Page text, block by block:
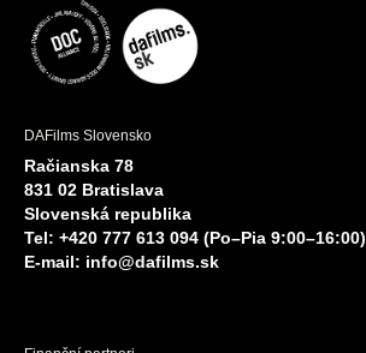
DAFilms Slovensko
Račianska 78
831 02 Bratislava
Slovenská republika
Tel: +420 777 613 094 (Po–Pia 9:00–16:00)
E-mail: info@dafilms.sk